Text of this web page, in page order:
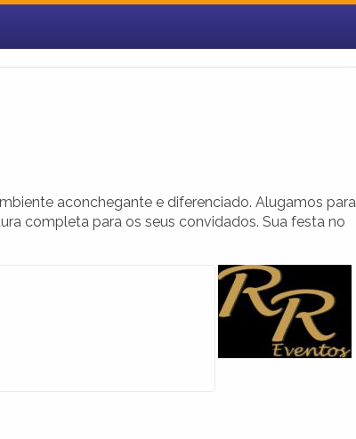
aconchegante e diferenciado. Alugamos para
completa para os seus convidados. Sua festa no